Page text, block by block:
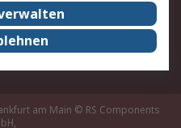
Nachhaltigkeit
Presse-Center
am Main © RS Components